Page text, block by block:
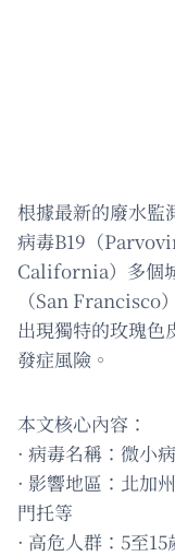
根據最新的廢水監
病毒B19（
California）多個
（San Francisco
出現獨特的玫瑰色
發症風險。
本文核心內容：
· 病毒名稱：微小
· 影響地區：北加
門托等
· 高危人群：5至